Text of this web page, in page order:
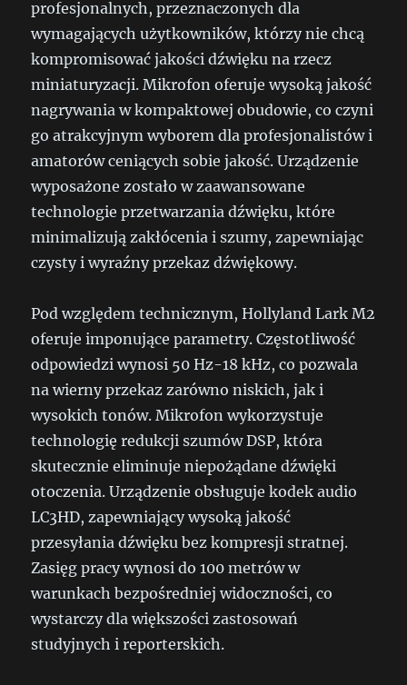
profesjonalnych, przeznaczonych dla
wymagających użytkowników, którzy nie chcą
kompromisować jakości dźwięku na rzecz
miniaturyzacji. Mikrofon oferuje wysoką jakość
nagrywania w kompaktowej obudowie, co czyni
go atrakcyjnym wyborem dla profesjonalistów i
amatorów ceniących sobie jakość. Urządzenie
wyposażone zostało w zaawansowane
technologie przetwarzania dźwięku, które
minimalizują zakłócenia i szumy, zapewniając
czysty i wyraźny przekaz dźwiękowy.
Pod względem technicznym, Hollyland Lark M2
oferuje imponujące parametry. Częstotliwość
odpowiedzi wynosi 50 Hz-18 kHz, co pozwala
na wierny przekaz zarówno niskich, jak i
wysokich tonów. Mikrofon wykorzystuje
technologię redukcji szumów DSP, która
skutecznie eliminuje niepożądane dźwięki
otoczenia. Urządzenie obsługuje kodek audio
LC3HD, zapewniający wysoką jakość
przesyłania dźwięku bez kompresji stratnej.
Zasięg pracy wynosi do 100 metrów w
warunkach bezpośredniej widoczności, co
wystarczy dla większości zastosowań
studyjnych i reporterskich.